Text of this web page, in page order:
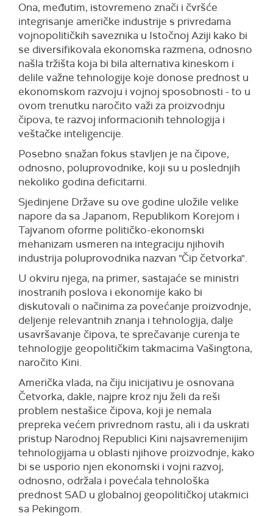
Ona, međutim, istovremeno znači i čvršće
integrisanje američke industrije s privredama
vojnopolitičkih saveznika u Istočnoj Aziji kako bi
se diversifikovala ekonomska razmena, odnosno
našla tržišta koja bi bila alternativa kineskom i
delile važne tehnologije koje donose prednost u
ekonomskom razvoju i vojnoj sposobnosti - to u
ovom trenutku naročito važi za proizvodnju
čipova, te razvoj informacionih tehnologija i
veštačke inteligencije.
Posebno snažan fokus stavljen je na čipove,
odnosno, poluprovodnike, koji su u poslednjih
nekoliko godina deficitarni.
Sjedinjene Države su ove godine uložile velike
napore da sa Japanom, Republikom Korejom i
Tajvanom oforme političko-ekonomski
mehanizam usmeren na integraciju njihovih
industrija poluprovodnika nazvan "Čip četvorka".
U okviru njega, na primer, sastajaće se ministri
inostranih poslova i ekonomije kako bi
diskutovali o načinima za povećanje proizvodnje,
deljenje relevantnih znanja i tehnologija, dalje
usavršavanje čipova, te sprečavanje curenja te
tehnologije geopolitičkim takmacima Vašingtona,
naročito Kini.
Američka vlada, na čiju inicijativu je osnovana
Četvorka, dakle, najpre kroz nju želi da reši
problem nestašice čipova, koji je nemala
prepreka većem privrednom rastu, ali i da uskrati
pristup Narodnoj Republici Kini najsavremenijim
tehnologijama u oblasti njihove proizvodnje, kako
bi se usporio njen ekonomski i vojni razvoj,
odnosno, održala i povećala tehnološka
prednost SAD u globalnoj geopolitičkoj utakmici
sa Pekingom.